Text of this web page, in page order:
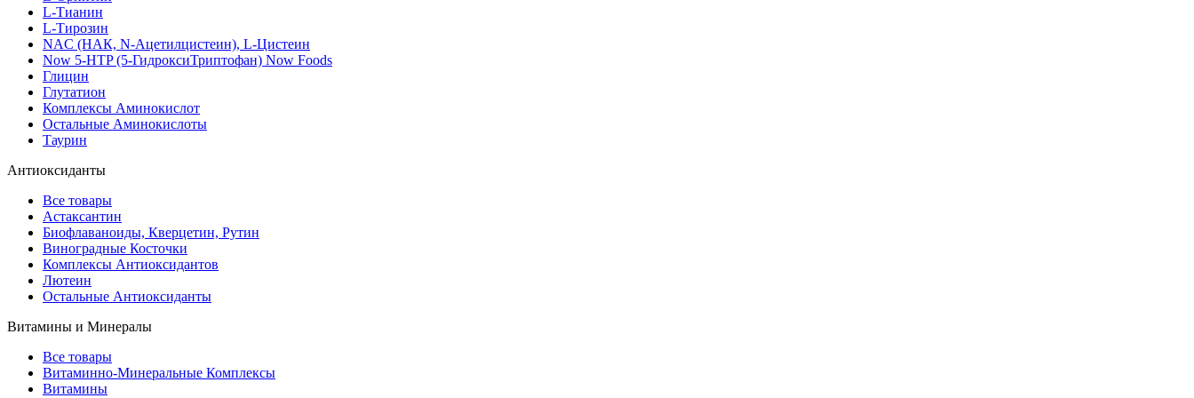
L-Тианин
L-Тирозин
NAC (НАК, N-Ацетилцистеин), L-Цистеин
Now 5-HTP (5-ГидроксиТриптофан) Now Foods
Глицин
Глутатион
Комплексы Аминокислот
Остальные Аминокислоты
Таурин
Антиоксиданты
Все товары
Астаксантин
Биофлаваноиды, Кверцетин, Рутин
Виноградные Косточки
Комплексы Антиоксидантов
Лютеин
Остальные Антиоксиданты
Витамины и Минералы
Все товары
Витаминно-Минеральные Комплексы
Витамины